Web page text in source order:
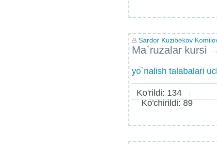
Sardor Kuzibekov
Ma`ruzalar kursi
yo`nalish talabalari
Ko'rildi: 134
Ko'chirildi: 89